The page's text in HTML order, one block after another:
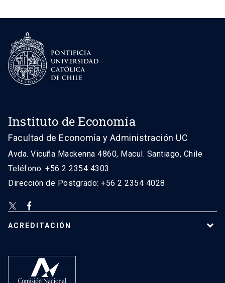
Instituto de Economía
Facultad de Economía y Administración UC
Avda. Vicuña Mackenna 4860, Macul. Santiago, Chile
Teléfono: +56 2 2354 4303
Dirección de Postgrado: +56 2 2354 4028
ACREDITACIÓN